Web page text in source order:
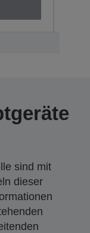
sind mit
dieser